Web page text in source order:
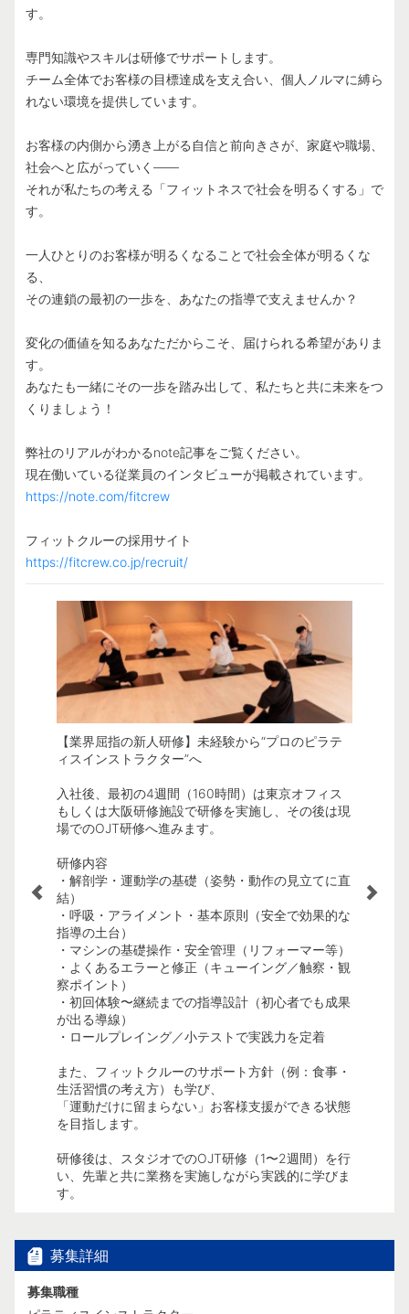
す。
専門知識やスキルは研修でサポートします。
チーム全体でお客様の目標達成を支え合い、個人ノルマに縛ら
れない環境を提供しています。
お客様の内側から湧き上がる自信と前向きさが、家庭や職場、
社会へと広がっていく——
それが私たちの考える「フィットネスで社会を明るくする」で
す。
一人ひとりのお客様が明るくなることで社会全体が明るくな
る、
その連鎖の最初の一歩を、あなたの指導で支えませんか？
変化の価値を知るあなただからこそ、届けられる希望がありま
す。
あなたも一緒にその一歩を踏み出して、私たちと共に未来をつ
くりましょう！
弊社のリアルがわかるnote記事をご覧ください。
https://note.com/fitcrew
https://fitcrew.co.jp/recruit/
【業界屈指の新人研修】未経験から“プロのピラテ
ィスインストラクター”へ
入社後、最初の4週間（160時間）は東京オフィス
もしくは大阪研修施設で研修を実施し、その後は現
場でのOJT研修へ進みます。
研修内容
・解剖学・運動学の基礎（姿勢・動作の見立てに直
結）
・呼吸・アライメント・基本原則（安全で効果的な
指導の土台）
・マシンの基礎操作・安全管理（リフォーマー等）
・よくあるエラーと修正（キューイング／触察・観
察ポイント）
・初回体験〜継続までの指導設計（初心者でも成果
が出る導線）
・ロールプレイング／小テストで実践力を定着
また、フィットクルーのサポート方針（例：食事・
生活習慣の考え方）も学び、
「運動だけに留まらない」お客様支援ができる状態
を目指します。
研修後は、スタジオでのOJT研修（1〜2週間）を行
い、先輩と共に業務を実施しながら実践的に学びま
す。
募集詳細
募集職種